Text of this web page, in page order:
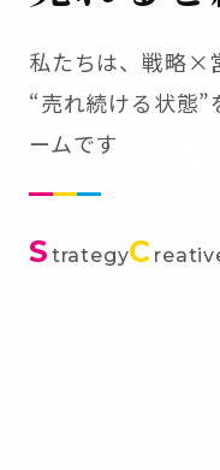
私たちは、戦略×
“売れ続ける状態
ームです
S trategyC